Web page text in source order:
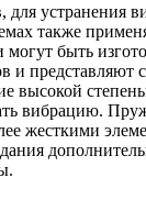
для устранения
также
быть
и представляют
высокой
вибрацию.
жесткими